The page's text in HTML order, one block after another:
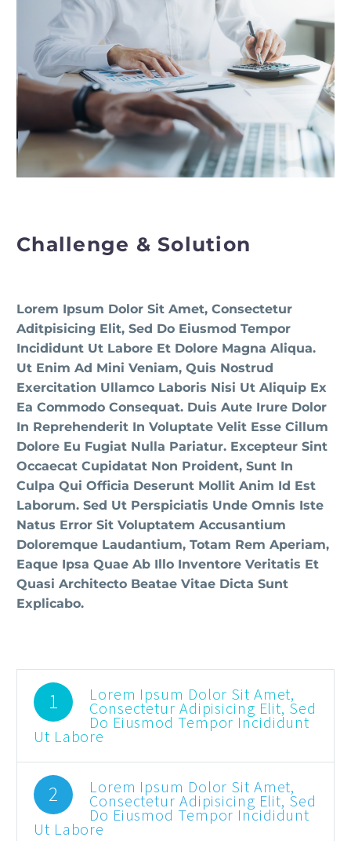
Challenge & Solution
Lorem Ipsum Dolor Sit Amet, Consectetur
Aditpisicing Elit, Sed Do Eiusmod Tempor
Incididunt Ut Labore Et Dolore Magna Aliqua.
Ut Enim Ad Mini Veniam, Quis Nostrud
Exercitation Ullamco Laboris Nisi Ut Aliquip Ex
Ea Commodo Consequat. Duis Aute Irure Dolor
In Reprehenderit In Voluptate Velit Esse Cillum
Dolore Eu Fugiat Nulla Pariatur. Excepteur Sint
Occaecat Cupidatat Non Proident, Sunt In
Culpa Qui Officia Deserunt Mollit Anim Id Est
Laborum. Sed Ut Perspiciatis Unde Omnis Iste
Natus Error Sit Voluptatem Accusantium
Doloremque Laudantium, Totam Rem Aperiam,
Eaque Ipsa Quae Ab Illo Inventore Veritatis Et
Quasi Architecto Beatae Vitae Dicta Sunt
Explicabo.
1 Lorem Ipsum Dolor Sit Amet,
Consectetur Adipisicing Elit, Sed
Do Eiusmod Tempor Incididunt
Ut Labore
2 Lorem Ipsum Dolor Sit Amet,
Consectetur Adipisicing Elit, Sed
Do Eiusmod Tempor Incididunt
Ut Labore